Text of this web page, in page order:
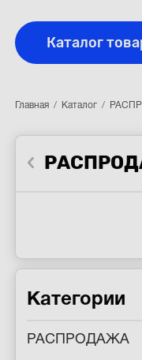
Каталог
Главная Каталог
Категории
РАСПРОДАЖА